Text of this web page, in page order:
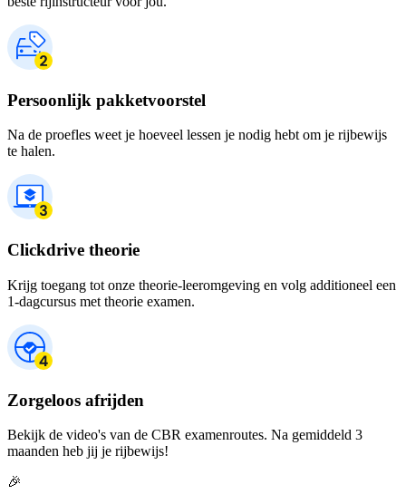
Persoonlijk pakketvoorstel
Na de proefles weet je hoeveel lessen je nodig hebt om je rijbewijs
te halen.
Clickdrive theorie
Krijg toegang tot onze theorie-leeromgeving en volg additioneel een
1-dagcursus met theorie examen.
Zorgeloos afrijden
Bekijk de video's van de CBR examenroutes. Na gemiddeld 3
maanden heb jij je rijbewijs!
🎉